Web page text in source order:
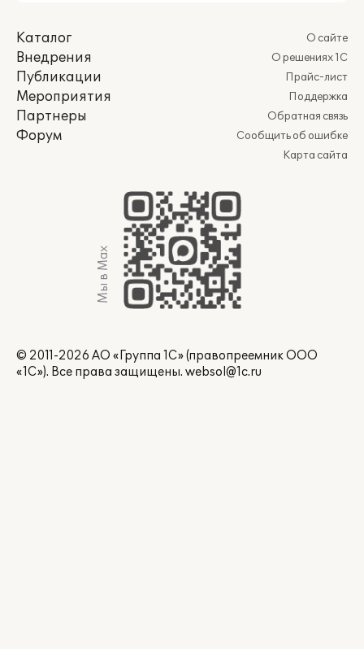
Каталог
Внедрения
Публикации
Мероприятия
Партнеры
Форум
О сайте
О решениях 1С
Прайс-лист
Поддержка
Обратная связь
Сообщить об ошибке
Карта сайта
Мы в Max
© 2011-2026 АО «Группа 1С» (правопреемник ООО
«1С»). Все права защищены. websol@1c.ru